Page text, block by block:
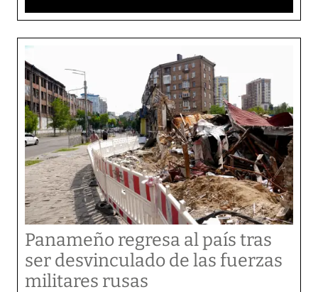
Panameño regresa al país tras
ser desvinculado de las fuerzas
militares rusas